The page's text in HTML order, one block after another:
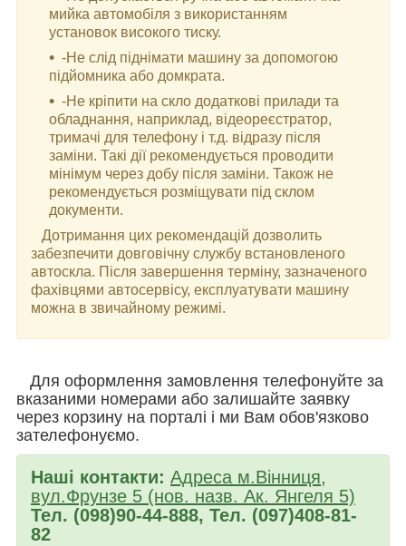
мийка автомобіля з використанням
установок високого тиску.
-Не слід піднімати машину за допомогою
підйомника або домкрата.
-Не кріпити на скло додаткові прилади та
обладнання, наприклад, відеореєстратор,
тримачі для телефону і т.д. відразу після
заміни. Такі дії рекомендується проводити
мінімум через добу після заміни. Також не
рекомендується розміщувати під склом
документи.
Дотримання цих рекомендацій дозволить
забезпечити довговічну службу встановленого
автоскла. Після завершення терміну, зазначеного
фахівцями автосервісу, експлуатувати машину
можна в звичайному режимі.
Для оформлення замовлення телефонуйте за
вказаними номерами або залишайте заявку
через корзину на порталі і ми Вам обов'язково
зателефонуємо.
Наші контакти: Адреса м.Вінниця,
вул.Фрунзе 5 (нов. назв. Ак. Янгеля 5)
Тел. (098)90-44-888, Тел. (097)408-81-
82